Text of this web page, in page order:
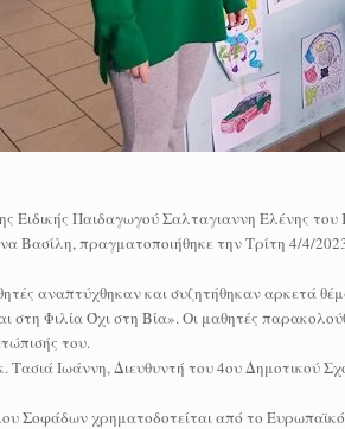
Ειδικής Παιδαγωγού Σαλταγιαννη Ελένης
Βασίλη, πραγματοποιήθηκε την Τρίτη 4/4/
αναπτύχθηκαν και συζητήθηκαν αρκετά
στη Φιλία Όχι στη Βία». Οι μαθητές
του.
Ιωάννη, Διευθυντή του 4ου Δημοτικού
Σοφάδων χρηματοδοτείται από το Ευρωπαϊκό